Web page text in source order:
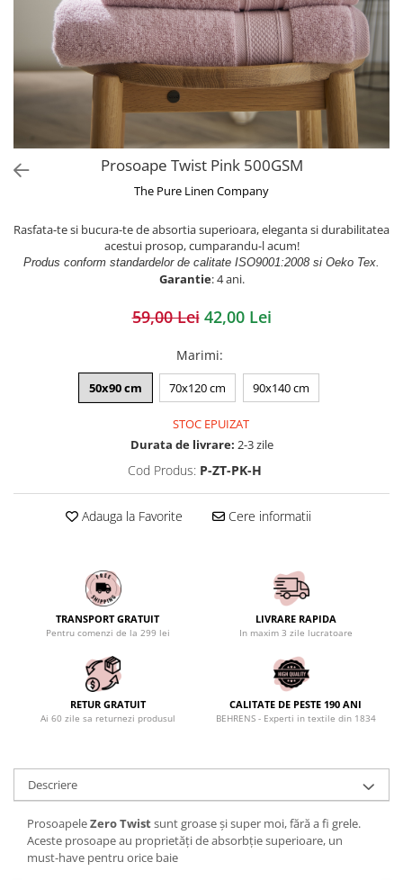
Prosoape Twist Pink 500GSM
The Pure Linen Company
Rasfata-te si bucura-te de absortia superioara, eleganta si durabilitatea
acestui prosop, cumparandu-l acum!
Produs conform standardelor de calitate ISO9001:2008 si Oeko Tex.
Garantie: 4 ani.
59,00 Lei 42,00 Lei
Marimi:
50x90 cm 70x120 cm 90x140 cm
STOC EPUIZAT
Durata de livrare: 2-3 zile
Cod Produs: P-ZT-PK-H
Adauga la Favorite Cere informatii
TRANSPORT GRATUIT
Pentru comenzi de la 299 lei
LIVRARE RAPIDA
In maxim 3 zile lucratoare
RETUR GRATUIT
Ai 60 zile sa returnezi produsul
CALITATE DE PESTE 190 ANI
BEHRENS - Experti in textile din 1834
Descriere
ProsoapeleZero Twistsunt groase și super moi, fără a fi grele.
Aceste prosoape au proprietăți de absorbție superioare, un
must-have pentru orice baie